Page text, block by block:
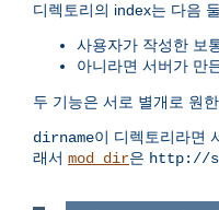
디렉토리의 index는 다음
사용자가 작성한 보
아니라면 서버가 만
두 기능은 서로 별개로 원
dirname이 디렉토리라면
래서 mod_dir은 http://